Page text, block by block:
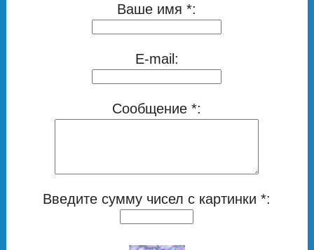
Ваше имя *:
E-mail:
Сообщение *:
Введите сумму чисел с картинки *: